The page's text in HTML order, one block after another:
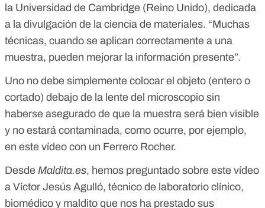
la Universidad de Cambridge (Reino Unido), dedicada
a la divulgación de la ciencia de materiales. “Muchas
técnicas, cuando se aplican correctamente a una
muestra, pueden mejorar la información presente”.
Uno no debe simplemente colocar el objeto (entero o
cortado) debajo de la lente del microscopio sin
haberse asegurado de que la muestra será bien visible
y no estará contaminada, como ocurre, por ejemplo,
en este vídeo con un Ferrero Rocher.
Desde Maldita.es, hemos preguntado sobre este vídeo
a Víctor Jesús Agulló, técnico de laboratorio clínico,
biomédico y maldito que nos ha prestado sus